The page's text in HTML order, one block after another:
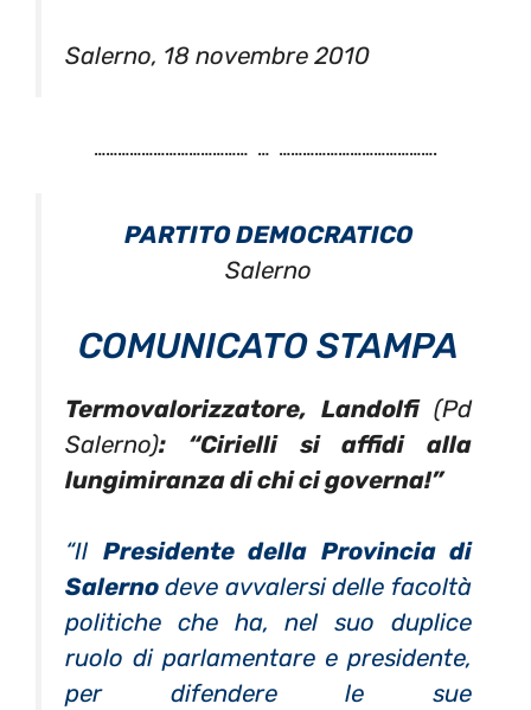
Salerno, 18 novembre 2010
………………………………… … ………………………………….
PARTITO DEMOCRATICO
Salerno
COMUNICATO STAMPA
Termovalorizzatore, Landolfi(Pd
Salerno): “Cirielli si affidi alla
lungimiranza di chi ci governa!”
“Il Presidente della Provincia di
Salerno deve avvalersi delle facoltà
politiche che ha, nel suo duplice
ruolo di parlamentare e presidente,
per difendere le sue